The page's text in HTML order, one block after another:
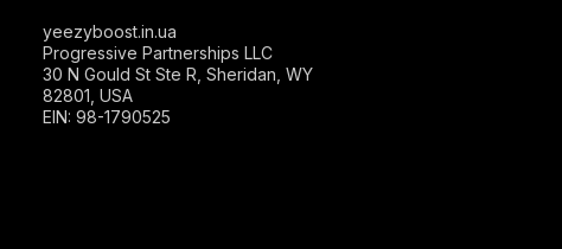
yeezyboost.in.ua
Progressive Partnerships LLC
30 N Gould St Ste R, Sheridan, WY
82801, USA
EIN: 98-1790525